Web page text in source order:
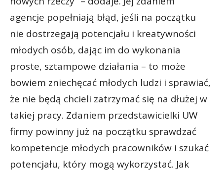
agencje popełniają błąd, jeśli na początku
nie dostrzegają potencjału i kreatywności
młodych osób, dając im do wykonania
proste, sztampowe działania – to może
bowiem zniechęcać młodych ludzi i sprawiać,
że nie będą chcieli zatrzymać się na dłużej w
takiej pracy. Zdaniem przedstawicielki UW
firmy powinny już na początku sprawdzać
kompetencje młodych pracowników i szukać
potencjału, który mogą wykorzystać. Jak